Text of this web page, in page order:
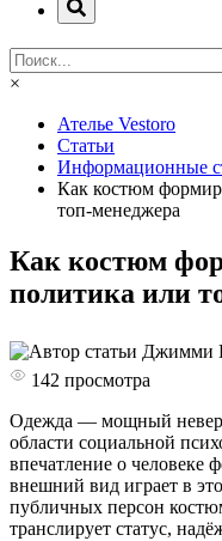
×
Ателье Vestoro
Статьи
Информационные
Как костюм
топ‑менеджера
Как костюм
политика или
Джимми
142 просмотра
Одежда — мощный
области социальной
впечатление о человеке
внешний вид играет в
публичных персон
транслирует статус,